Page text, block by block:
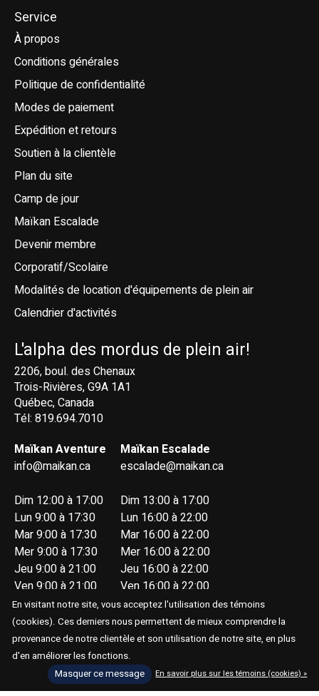
Service
À propos
Conditions générales
Politique de confidentialité
Modes de paiement
Expédition et retours
Soutien à la clientèle
Plan du site
Camp de jour
Maïkan Escalade
Devenir membre
Corporatif/Scolaire
Modalités de location d'équipements de plein air
Calendrier d'activités
L'alpha des mordus de plein air!
2206, boul. des Chenaux
Trois-Rivières, G9A 1A1
Québec, Canada
Tél: 819.694.7010
Maïkan Aventure
info@maikan.ca
Dim 12:00 à 17:00
Lun 9:00 à 17:30
Mar 9:00 à 17:30
Mer 9:00 à 17:30
Jeu 9:00 à 21:00
Ven 9:00 à 21:00
Sam 9:00 à 17:00
Maïkan Escalade
escalade@maikan.ca
Dim 13:00 à 17:00
Lun 16:00 à 22:00
Mar 16:00 à 22:00
Mer 16:00 à 22:00
Jeu 16:00 à 22:00
Ven 16:00 à 22:00
Sam 13:00 à 17:00
En visitant notre site, vous acceptez l'utilisation des témoins
(cookies). Ces derniers nous permettent de mieux comprendre la
provenance de notre clientèle et son utilisation de notre site, en plus
d'en améliorer les fonctions.
Masquer ce message
En savoir plus sur les témoins (cookies) »